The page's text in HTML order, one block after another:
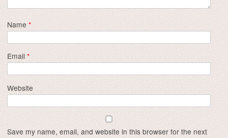
Name *
Email *
Website
Save my name, email, and website in this browser for the next